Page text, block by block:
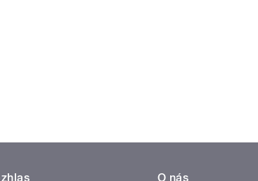
O nás